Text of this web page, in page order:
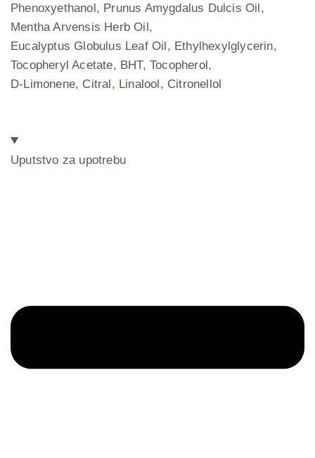
Phenoxyethanol, Prunus Amygdalus Dulcis Oil,
Mentha Arvensis Herb Oil,
Eucalyptus Globulus Leaf Oil, Ethylhexylglycerin,
Tocopheryl Acetate, BHT, Tocopherol,
D-Limonene, Citral, Linalool, Citronellol
Uputstvo za upotrebu